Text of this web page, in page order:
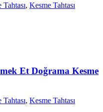
, Kesme Tahtası
Et Doğrama Kesme
, Kesme Tahtası